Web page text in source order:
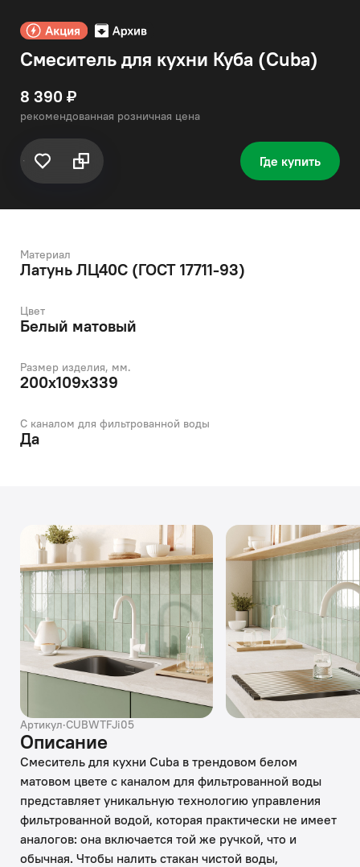
Смеситель для кухни Куба (Cuba)
8 390 ₽
рекомендованная розничная цена
Где купить
Материал
Латунь ЛЦ40C (ГОСТ 17711-93)
Цвет
Белый матовый
Размер изделия, мм.
200x109x339
С каналом для фильтрованной воды
Да
Артикул·CUBWTFJi05
Описание
Смеситель для кухни Cuba в трендовом белом
матовом цвете с каналом для фильтрованной воды
представляет уникальную технологию управления
фильтрованной водой, которая практически не имеет
аналогов: она включается той же ручкой, что и
обычная. Чтобы налить стакан чистой воды,